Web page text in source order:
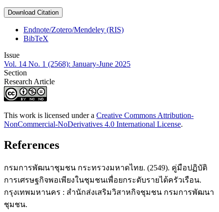
Download Citation
Endnote/Zotero/Mendeley (RIS)
BibTeX
Issue
Vol. 14 No. 1 (2568): January-June 2025
Section
Research Article
This work is licensed under a Creative Commons Attribution-
NonCommercial-NoDerivatives 4.0 International License.
References
กรมการพัฒนาชุมชน กระทรวงมหาดไทย. (2549). คู่มือปฏิบัติ
การเศรษฐกิจพอเพียงในชุมชนเพื่อยกระดับรายได้ครัวเรือน.
กรุงเทพมหานคร : สำนักส่งเสริมวิสาหกิจชุมชน กรมการพัฒนา
ชุมชน.